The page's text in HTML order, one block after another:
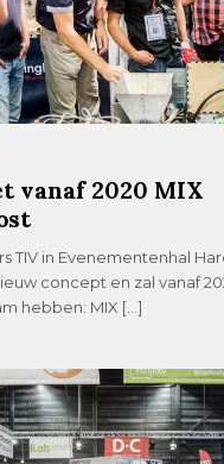
vanaf 2020 MIX
TIV in Evenementenhal
concept en zal vanaf
hebben: MIX […]